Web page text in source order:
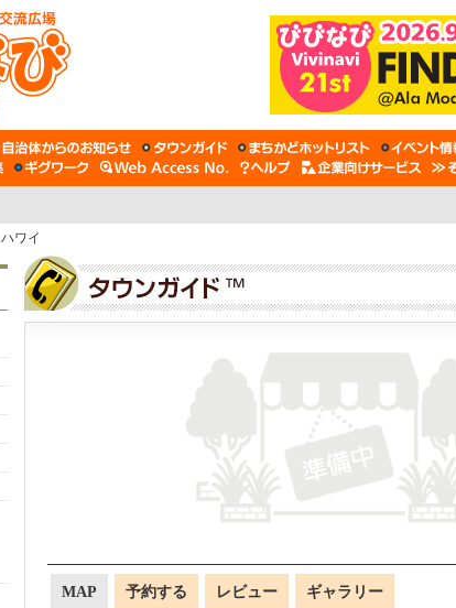
ハワイ
MAP 予約する レビュー ギャラリー